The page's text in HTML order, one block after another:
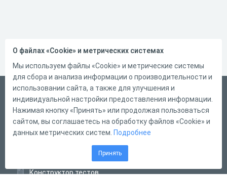
Русский
Справка
Форма обратной связи
Конструктор тестов
О файлах «Cookie» и метрических системах
Мы используем файлы «Cookie» и метрические системы
для сбора и анализа информации о производительности и
использовании сайта, а также для улучшения и
индивидуальной настройки предоставления информации.
Нажимая кнопку «Принять» или продолжая пользоваться
сайтом, вы соглашаетесь на обработку файлов «Cookie» и
данных метрических систем. Подробнее
Принять